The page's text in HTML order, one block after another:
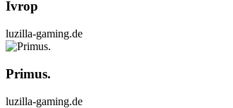
Ivrop
luzilla-gaming.de
Primus.
luzilla-gaming.de